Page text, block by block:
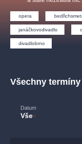
opera
janáčkovodivadlo
divadlobrno
Všechny termíny
Datum
Vše
muzikálypraha
Nejnavštěvovanější
muzikálypraha
národnídivadlo